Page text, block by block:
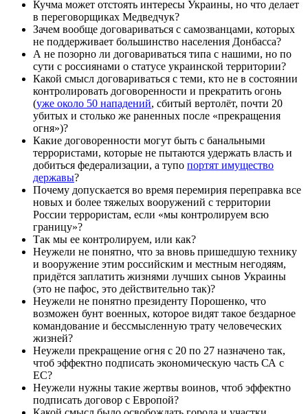
Кучма может отстоять интересы Украины, но что делает
в переговорщиках Медведчук?
Зачем вообще договариваться с самозванцами, которых
не поддерживает большинство населения Донбасса?
А не позорно ли договариваться типа с нашими, но по
сути с россиянами о статусе украинской территории?
Какой смысл договариваться с теми, кто не в состоянии
контролировать договоренности и прекратить огонь
(уже около 50 нападений, сбитый вертолёт, почти 20
убитых и столько же раненных после «прекращения
огня»)?
Какие договоренности могут быть с банальными
террористами, которые не пытаются удержать власть и
добиться федерализации, а тупо портят имущество
державы?
Почему допускается во время перемирия переправка все
новых и более тяжелых вооружений с территории
России террористам, если «мы контролируем всю
границу»?
Так мы ее контролируем, или как?
Неужели не понятно, что за вновь пришедшую технику
и вооружение этим российским и местным негодяям,
придётся заплатить жизнями лучших сынов Украины
(это не пафос, это действительно так)?
Неужели не понятно президенту Порошенко, что
возможен бунт военных, которое видят такое бездарное
командование и бессмысленную трату человеческих
жизней?
Неужели прекращение огня с 20 по 27 назначено так,
чтоб эффектно подписать экономическую часть СА с
ЕС?
Неужели нужны такие жертвы воинов, чтоб эффектно
подписать договор с Европой?